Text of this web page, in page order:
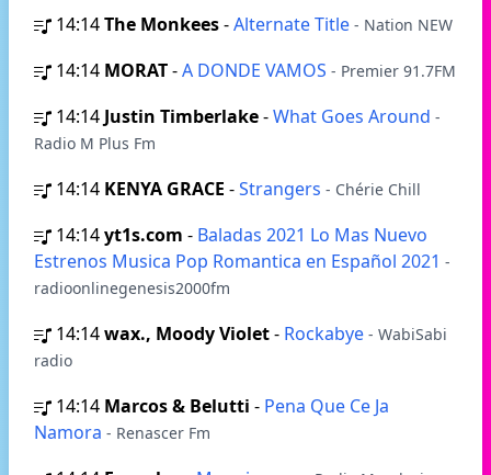
14:14The Monkees-Alternate Title - Nation NEW
14:14 MORAT-A DONDE VAMOS - Premier 91.7FM
14:14 Justin Timberlake-What Goes Around -
Radio M Plus Fm
14:14 KENYA GRACE -Strangers - Chérie Chill
14:14yt1s.com - Baladas 2021 Lo Mas Nuevo
Estrenos Musica Pop Romantica en Español 2021 -
radioonlinegenesis2000fm
14:14wax., Moody Violet- Rockabye - WabiSabi
radio
14:14 Marcos & Belutti - Pena Que Ce Ja
Namora - Renascer Fm